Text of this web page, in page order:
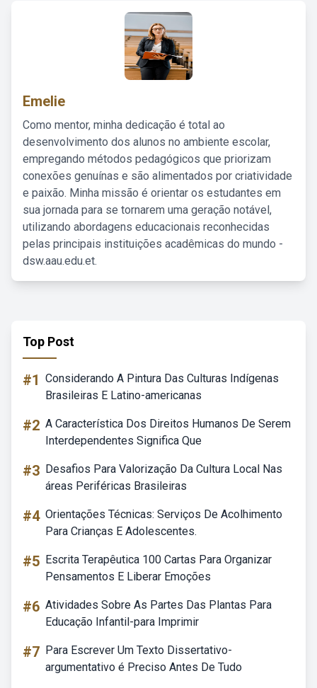
Emelie
Como mentor, minha dedicação é total ao
desenvolvimento dos alunos no ambiente escolar,
empregando métodos pedagógicos que priorizam
conexões genuínas e são alimentados por criatividade
e paixão. Minha missão é orientar os estudantes em
sua jornada para se tornarem uma geração notável,
utilizando abordagens educacionais reconhecidas
pelas principais instituições acadêmicas do mundo -
dsw.aau.edu.et.
Top Post
#1 Considerando A Pintura Das Culturas Indígenas
Brasileiras E Latino-americanas
#2 A Característica Dos Direitos Humanos De Serem
Interdependentes Significa Que
#3 Desafios Para Valorização Da Cultura Local Nas
áreas Periféricas Brasileiras
#4 Orientações Técnicas: Serviços De Acolhimento
Para Crianças E Adolescentes.
#5 Escrita Terapêutica 100 Cartas Para Organizar
Pensamentos E Liberar Emoções
#6 Atividades Sobre As Partes Das Plantas Para
Educação Infantil-para Imprimir
#7 Para Escrever Um Texto Dissertativo-
argumentativo é Preciso Antes De Tudo